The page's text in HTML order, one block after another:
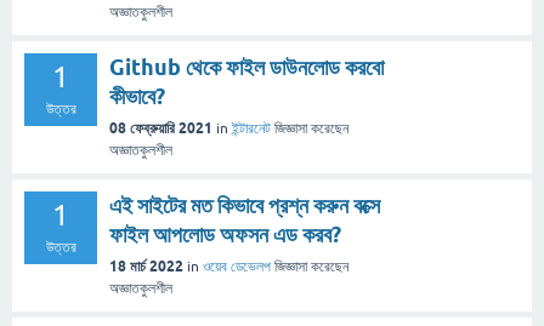
অজ্ঞাতকুলশীল
1
উত্তর
Github থেকে ফাইল ডাউনলোড করবো
কীভাবে?
08 ফেব্রুয়ারি 2021 in ইন্টারনেট জিজ্ঞাসা করেছেন
অজ্ঞাতকুলশীল
1
উত্তর
এই সাইটের মত কিভাবে প্রশ্ন করুন বক্সে
ফাইল আপলোড অফসন এড করব?
18 মার্চ 2022 in ওয়েব ডেভেলপ জিজ্ঞাসা করেছেন
অজ্ঞাতকুলশীল